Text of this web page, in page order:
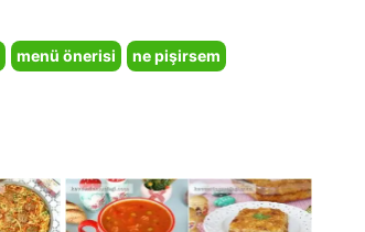
menü önerisi
ne pişirsem